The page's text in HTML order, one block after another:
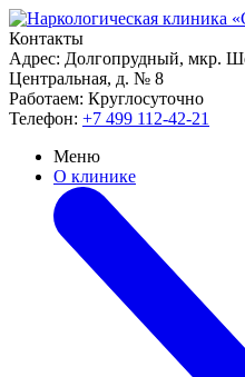
Контакты
Адрес: Долгопрудный, мкр.
Центральная, д. № 8
Работаем: Круглосуточно
Телефон: +7 499 112-42-21
Меню
О клинике